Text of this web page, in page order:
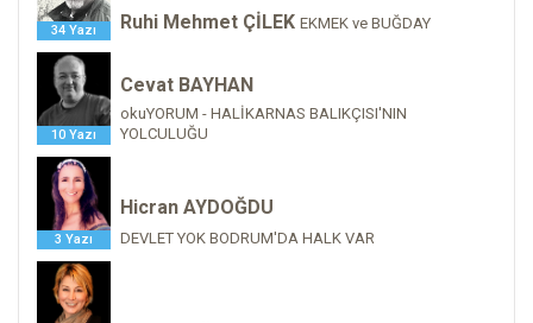
34 Yazı Ruhi Mehmet ÇİLEK EKMEK ve BUĞDAY
10 Yazı
Cevat BAYHAN
okuYORUM - HALİKARNAS BALIKÇISI'NIN
YOLCULUĞU
3 Yazı
Hicran AYDOĞDU
DEVLET YOK BODRUM'DA HALK VAR